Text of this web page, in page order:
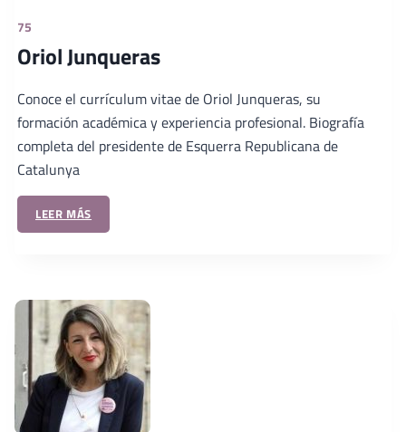
75
Oriol Junqueras
Conoce el currículum vitae de Oriol Junqueras, su
formación académica y experiencia profesional. Biografía
completa del presidente de Esquerra Republicana de
Catalunya
LEER MÁS